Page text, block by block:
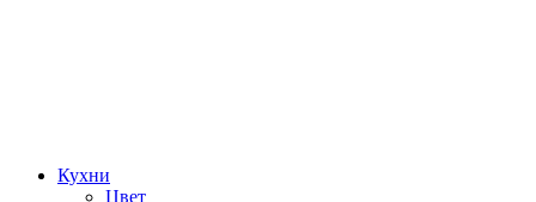
Кухни
Цвет